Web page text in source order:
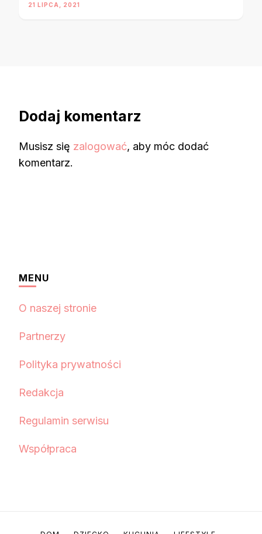
21 LIPCA, 2021
Dodaj komentarz
Musisz się zalogować, aby móc dodać
komentarz.
MENU
O naszej stronie
Partnerzy
Polityka prywatności
Redakcja
Regulamin serwisu
Współpraca